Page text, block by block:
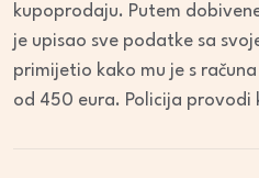
kupoprodaju. Putem
je upisao sve podatke sa
primijetio kako mu je s
od 450 eura. Policija provodi